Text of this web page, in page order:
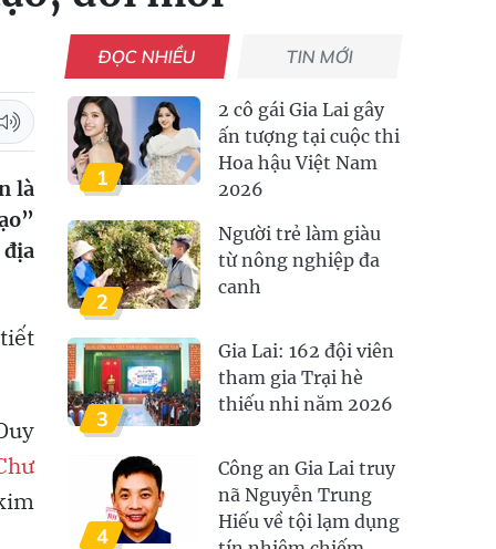
là
địa
ĐỌC NHIỀU TIN MỚI
1
2 cô gái Gia Lai gây
ấn tượng tại cuộc thi
Hoa hậu Việt Nam
2026
2
Người trẻ làm giàu
từ nông nghiệp đa
canh
3
Gia Lai: 162 đội viên
tham gia Trại hè
thiếu nhi năm 2026
4
Công an Gia Lai truy
nã Nguyễn Trung
Hiếu về tội lạm dụng